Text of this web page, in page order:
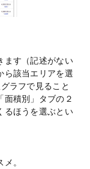
ます（記述がない
ら該当エリアを選
ラフで見ること
面積別」タブの２
るほうを選ぶとい
。